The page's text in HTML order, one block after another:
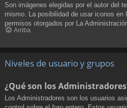
Son imágenes elegidas por el autor del
mismo. La posibilidad de usar iconos en
permisos otorgados por La
Arriba
Niveles de usuario y grupos
¿Qué son los
Los Administradores son los usuarios